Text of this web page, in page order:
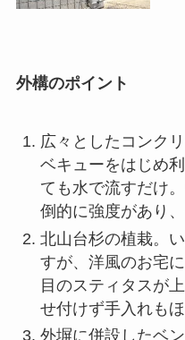
外構のポイント
広々としたコンク
ベキューをはじめ
ても水で流すだけ
倒的に強度があり
北山台杉の植栽。
すが、洋風のお宅
目のスティタスが
せ付けず手入れも
外塀に併設したベ